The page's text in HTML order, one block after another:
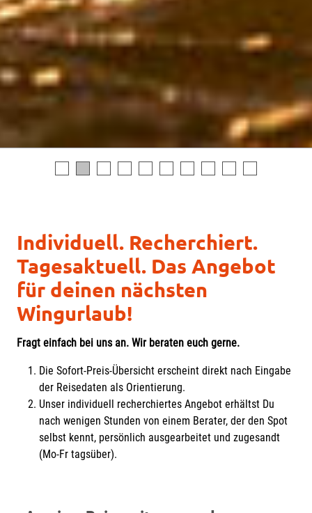
Individuell. Recherchiert.
Tagesaktuell. Das Angebot
für deinen nächsten
Wingurlaub!
Fragt einfach bei uns an. Wir beraten euch gerne.
Die Sofort-Preis-Übersicht erscheint direkt nach Eingabe
der Reisedaten als Orientierung.
Unser individuell recherchiertes Angebot erhältst Du
nach wenigen Stunden von einem Berater, der den Spot
selbst kennt, persönlich ausgearbeitet und zugesandt
(Mo-Fr tagsüber).